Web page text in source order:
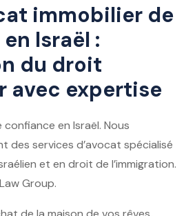
immobilier de
Israël :
du droit
avec expertise
en Israël. Nous
des services d’avocat spécialisé
et en droit de l’immigration.
Group.